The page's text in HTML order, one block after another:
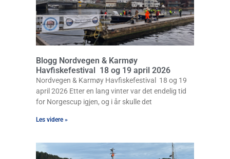
Blogg Nordvegen & Karmøy
Havfiskefestival 18 og 19 april 2026
Nordvegen & Karmøy Havfiskefestival 18 og 19
april 2026 Etter en lang vinter var det endelig tid
for Norgescup igjen, og i år skulle det
Les videre »